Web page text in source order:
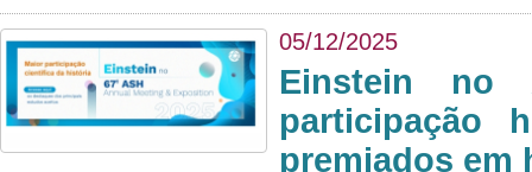
05/12/2025
Einstein no
participação
premiados em